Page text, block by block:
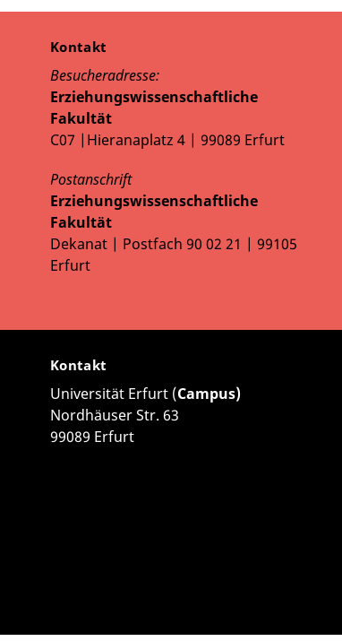
Kontakt
Besucheradresse:
Erziehungswissenschaftliche
Fakultät
C07 |Hieranaplatz 4 | 99089 Erfurt
Postanschrift
Erziehungswissenschaftliche
Fakultät
Dekanat | Postfach 90 02 21 | 99105
Erfurt
Kontakt
Universität Erfurt (Campus)
Nordhäuser Str. 63
99089 Erfurt